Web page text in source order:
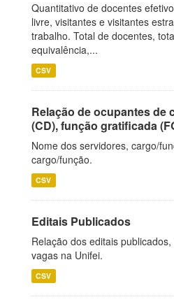
Quantitativo de docentes
livre, visitantes e visitantes
trabalho. Total de docentes,
equivalência,...
CSV
Relação de ocupantes de
(CD), função gratificada
Nome dos servidores, cargo/
cargo/função.
CSV
Editais Publicados
Relação dos editais
vagas na Unifei.
CSV